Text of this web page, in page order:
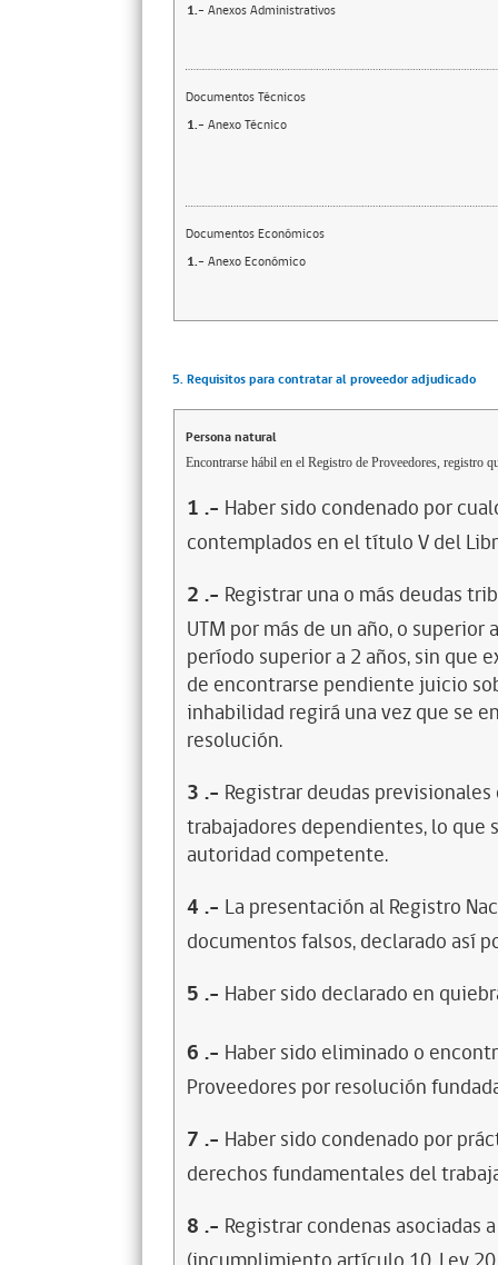
1.- Anexos Administrativos
Documentos Técnicos
1.- Anexo Técnico
Documentos Económicos
1.- Anexo Económico
5. Requisitos para contratar al proveedor adjudicado
Persona natural
Encontrarse hábil en el Registro de Proveedores, registro
1 .- Haber sido condenado por
contemplados en el título V del
2 .- Registrar una o más deudas
UTM por más de un año, o
período superior a 2 años, sin que
de encontrarse pendiente juicio
inhabilidad regirá una vez que se
resolución.
3 .- Registrar deudas
trabajadores dependientes, lo
autoridad competente.
4 .- La presentación al Registro
documentos falsos, declarado así
5 .- Haber sido declarado en
6 .- Haber sido eliminado o
Proveedores por resolución
7 .- Haber sido condenado por
derechos fundamentales del
8 .- Registrar condenas asociadas